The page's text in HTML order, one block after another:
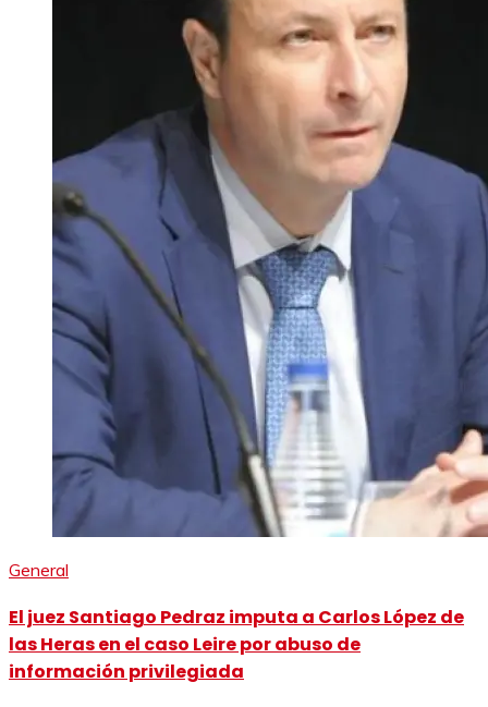
General
El juez Santiago Pedraz imputa a Carlos López de
las Heras en el caso Leire por abuso de
información privilegiada